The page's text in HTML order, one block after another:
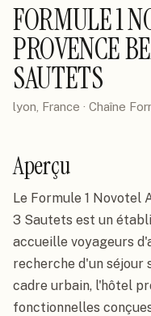
FORMULE 1
PROVENCE
SAUTETS
lyon, France · Chaîne
Aperçu
Le Formule 1 Novotel
3 Sautets est un
accueille voyageurs
recherche d'un séjour
cadre urbain, l'hôtel
fonctionnelles